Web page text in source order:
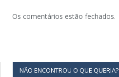
Os comentários estão fechados.
NÃO ENCONTROU O QUE QUERIA?